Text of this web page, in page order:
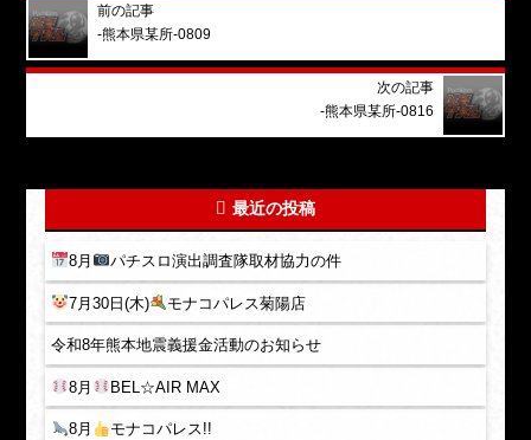
前の記事
-熊本県某所-0809
次の記事
-熊本県某所-0816
最近の投稿
8月 パチスロ演出調査隊取材協力の件
7月30日(木) モナコパレス菊陽店
令和8年熊本地震義援金活動のお知らせ
8月 BEL☆AIR MAX
8月 モナコパレス!!